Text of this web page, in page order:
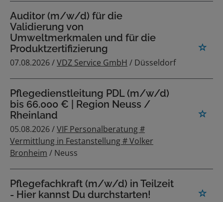
Auditor (m/w/d) für die
Validierung von
Umweltmerkmalen und für die
Produktzertifizierung
07.08.2026 /VDZ Service GmbH / Düsseldorf
Pflegedienstleitung PDL (m/w/d)
bis 66.000 € | Region Neuss /
Rheinland
05.08.2026 /VIF Personalberatung #
Vermittlung in Festanstellung # Volker
Bronheim / Neuss
Pflegefachkraft (m/w/d) in Teilzeit
- Hier kannst Du durchstarten!